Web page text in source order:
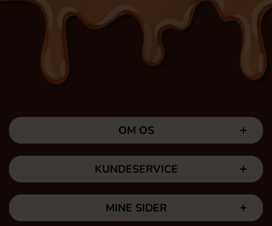
OM OS
KUNDESERVICE
MINE SIDER